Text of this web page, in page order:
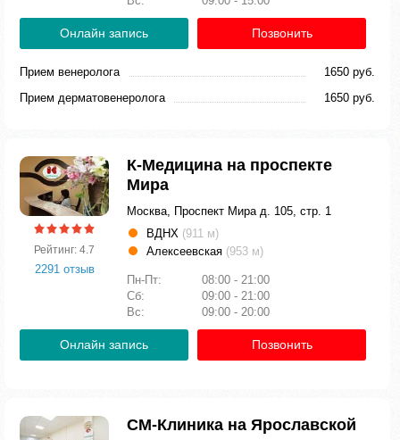
Онлайн запись Позвонить
Прием венеролога
1650 руб.
Прием дерматовенеролога
1650 руб.
Рейтинг: 4.7
2291 отзыв
К-Медицина на проспекте
Мира
Москва, Проспект Мира д. 105, стр. 1
ВДНХ (911 м)
Алексеевская (953 м)
Пн-Пт:
08:00 - 21:00
Сб:
09:00 - 21:00
Вс:
09:00 - 20:00
Онлайн запись Позвонить
СМ-Клиника на Ярославской